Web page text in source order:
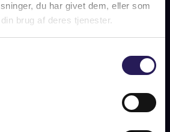
du har givet dem, eller som
brug af deres tjenester.
med hyggelige haverum - nogle
på 201 m2 med bedste
Ejendommen er opført i 1899 og er
kvarteret. Lejligheden er højt
vendte hjørne, hvilket beriger